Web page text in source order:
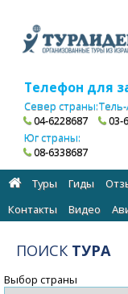
Телефон для
Север страны:
04-6228687
03-
Юг страны:
08-6338687
Туры Гиды
Контакты
Видео
ПОИСК ТУРА
Выбор страны